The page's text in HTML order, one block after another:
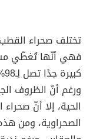
تختلف صحراء
فهي أنّها تُغطّي
ورغم أنّ الظروف
الحية، إلا أنّ
الصحراوية، ومن